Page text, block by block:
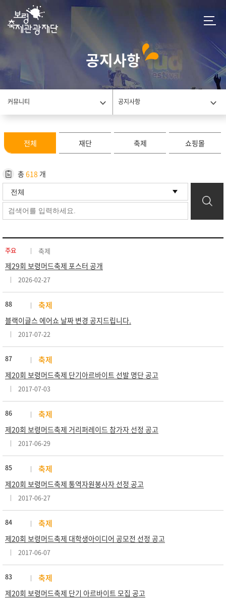
공지사항
커뮤니티 공지사항
전체 재단 축제 쇼핑몰
총 618 개
주요 축제
제29회 보령머드축제 포스터 공개
2026-02-27
88 축제
블랙이글스 에어쇼 날짜 변경 공지드립니다.
2017-07-22
87 축제
제20회 보령머드축제 단기아르바이트 선발 명단 공고
2017-07-03
86 축제
제20회 보령머드축제 거리퍼레이드 참가자 선정 공고
2017-06-29
85 축제
제20회 보령머드축제 통역자원봉사자 선정 공고
2017-06-27
84 축제
제20회 보령머드축제 대학생아이디어 공모전 선정 공고
2017-06-07
83 축제
제20회 보령머드축제 단기 아르바이트 모집 공고